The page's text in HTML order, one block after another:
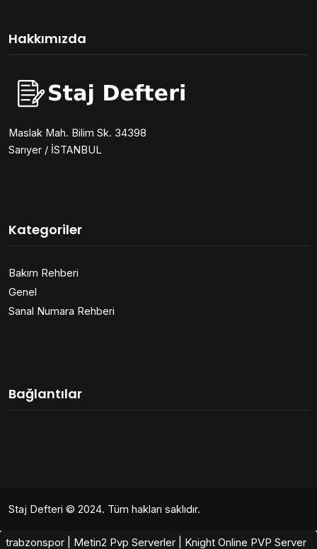
Hakkımızda
Maslak Mah. Bilim Sk. 34398
Sarıyer / İSTANBUL
Kategoriler
Bakım Rehberi
Genel
Sanal Numara Rehberi
Bağlantılar
Staj Defteri © 2024. Tüm hakları saklıdır.
trabzonspor Metin2 Pvp Serverler Knight Online PVP Server